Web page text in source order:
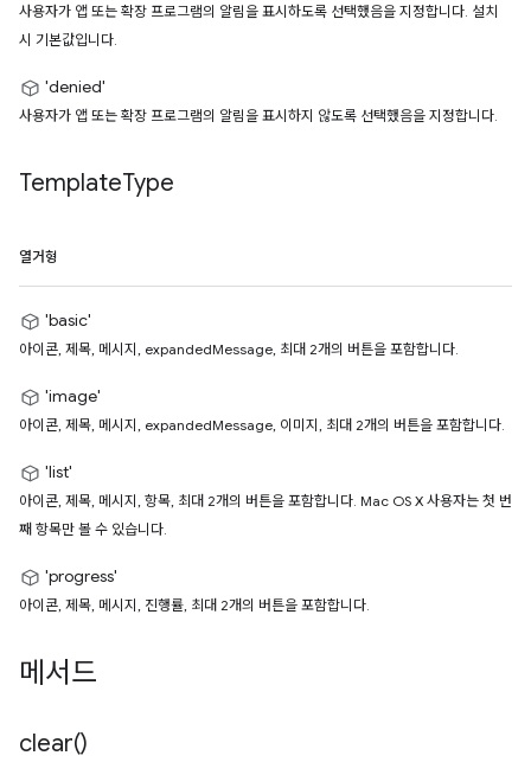
사용자가 앱 또는 확장 프로그램의 알림을 표시하도록 선택했음을 지정합니다. 설치
시 기본값입니다.
'denied'
사용자가 앱 또는 확장 프로그램의 알림을 표시하지 않도록 선택했음을 지정합니다.
TemplateType
열거형
'basic'
아이콘, 제목, 메시지, expandedMessage, 최대 2개의 버튼을 포함합니다.
'image'
아이콘, 제목, 메시지, expandedMessage, 이미지, 최대 2개의 버튼을 포함합니다.
'list'
아이콘, 제목, 메시지, 항목, 최대 2개의 버튼을 포함합니다. Mac OS X 사용자는 첫 번
째 항목만 볼 수 있습니다.
'progress'
아이콘, 제목, 메시지, 진행률, 최대 2개의 버튼을 포함합니다.
메서드
clear()